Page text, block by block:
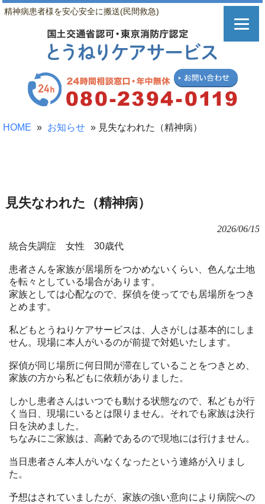
精神病患者様を安心安全に搬送(民間救急)
HOME » お知らせ » 見失なわれた（精神病）
見失なわれた（精神病）
2026/06/15
統合失調症 女性 30歳代
患者さんを家族が居場所をつかめないくらい、色んな土地
を転々としている場合があります。
家族としては心配なので、探偵を使ってでも居場所をつき
とめます。
私どもとうねりケアサービスは、人さがしは基本的にしま
せん。現場に本人がいるのが前提で対処いたします。
探偵が同じ場所に何日間が滞在していることをつきとめ、
家族の方から私どもに依頼がありました。
しかし患者さんはいつでも動ける状態なので、私どもが行
く当日、現場にいるとは限りません。それでも家族は決行
日を決めました。
ちなみにご家族は、高齢であるので現地には行けません。
当日患者さん本人がいなくなったという連絡が入りまし
た。
予想はされていましたが、家族の強い意向により病院への